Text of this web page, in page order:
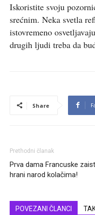
Iskoristite svoju
srećnim. Neka svetla
istovremeno
drugih ljudi treba da
Share
Prethodni članak
Prva dama Francuske
hrani narod kolačima!
POVEZANI ČLANCI